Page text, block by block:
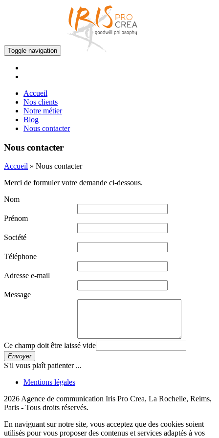
Toggle navigation
Accueil
Nos clients
Notre métier
Blog
Nous contacter
Nous contacter
Accueil » Nous contacter
Merci de formuler votre demande ci-dessous.
Nom
Prénom
Société
Téléphone
Adresse e-mail
Message
Ce champ doit être laissé vide
Envoyer
S'il vous plaît patienter ...
Mentions légales
2026 Agence de communication Iris Pro Crea, La Rochelle, Reims,
Paris - Tous droits réservés.
En naviguant sur notre site, vous acceptez que des cookies soient
utilisés pour vous proposer des contenus et services adaptés à vos